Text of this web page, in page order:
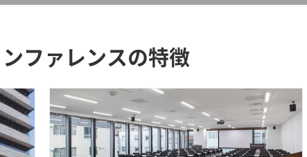
ファレンスの特徴